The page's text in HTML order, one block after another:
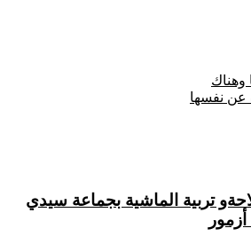
عن نفسها
تربية الماشية بجماعة سيدي